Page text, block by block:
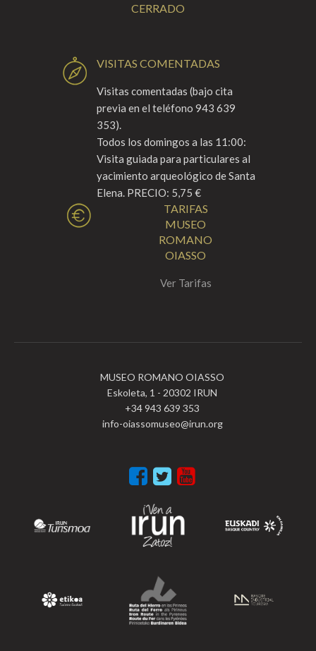
CERRADO
VISITAS COMENTADAS
Visitas comentadas (bajo cita
previa en el teléfono 943 639
353).
Todos los domingos a las 11:00:
Visita guiada para particulares al
yacimiento arqueológico de Santa
Elena. PRECIO: 5,75 €
TARIFAS
MUSEO
ROMANO
OIASSO
Ver Tarifas
MUSEO ROMANO OIASSO
Eskoleta, 1 - 20302 IRUN
+34 943 639 353
info-oiassomuseo@irun.org